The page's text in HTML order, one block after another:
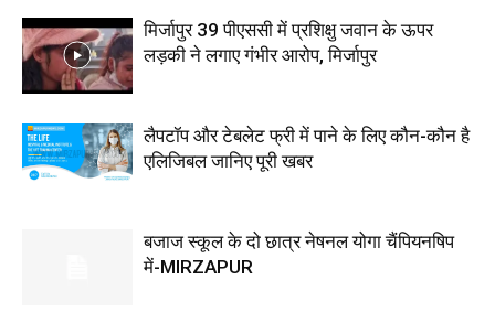
मिर्जापुर 39 पीएससी में प्रशिक्षु जवान के ऊपर
लड़की ने लगाए गंभीर आरोप, मिर्जापुर
लैपटॉप और टेबलेट फ्री में पाने के लिए कौन-कौन है
एलिजिबल जानिए पूरी खबर
बजाज स्कूल के दो छात्र नेषनल योगा चैंपियनषिप
में-MIRZAPUR